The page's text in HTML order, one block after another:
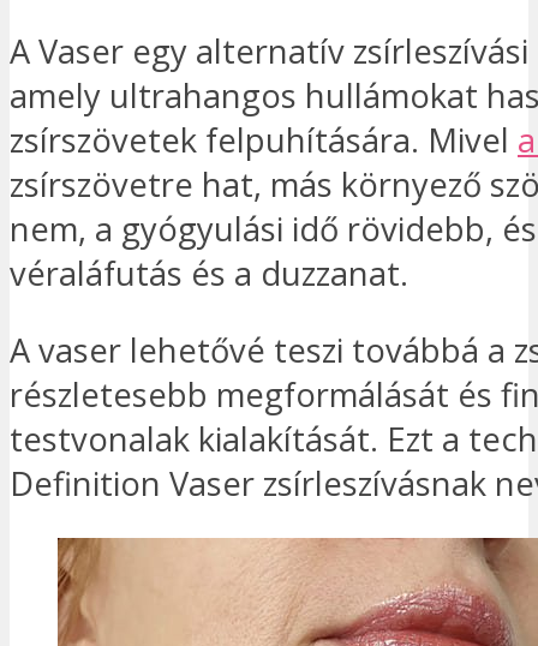
A Vaser egy alternatív
amely ultrahangos hullámokat
zsírszövetek felpuhítására. Mivel
zsírszövetre hat, más környező
nem, a gyógyulási idő rövidebb,
véraláfutás és a duzzanat.
A vaser lehetővé teszi továbbá a
részletesebb megformálását és
testvonalak kialakítását. Ezt a
Definition Vaser zsírleszívásnak